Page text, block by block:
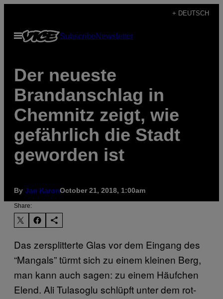
content
+ DEUTSCH
Open
Menu
SubscribeNewsletter
Der neueste
Brandanschlag in
Chemnitz zeigt, wie
gefährlich die Stadt
geworden ist
By Jan KaronOctober 21, 2018, 1:00am
Share:
Das zersplitterte Glas vor dem Eingang des
“Mangals” türmt sich zu einem kleinen Berg,
man kann auch sagen: zu einem Häufchen
Elend. Ali Tulasoglu schlüpft unter dem rot-